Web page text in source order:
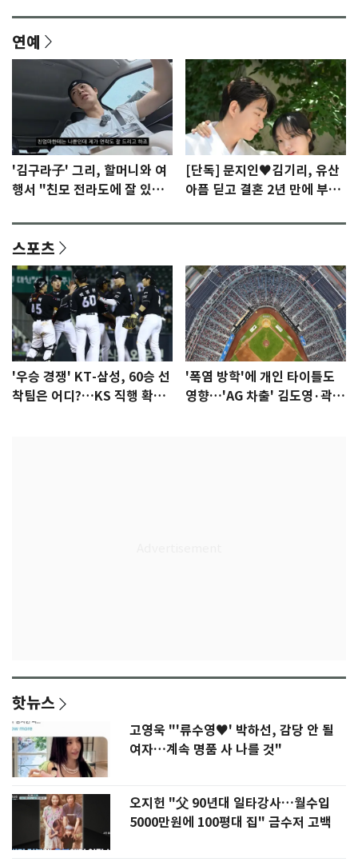
연예
'김구라子' 그리, 할머니와 여
행서 "친모 전라도에 잘 있
[단독] 문지인♥김기리, 유산
아픔 딛고 결혼 2년 만에 부모
스포츠
'우승 경쟁' KT-삼성, 60승 선
착팀은 어디?…KS 직행 확률
'폭염 방학'에 개인 타이틀도
영향…'AG 차출' 김도영·곽빈
핫뉴스
고영욱 "'류수영♥' 박하선, 감당 안 될
여자…계속 명품 사 나를 것"
오지헌 "父 90년대 일타강사…월수입
5000만원에 100평대 집" 금수저 고백